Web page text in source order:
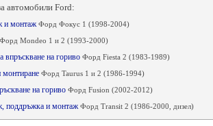
автомобили Ford:
и монтажФорд Фокус 1 (1998-2004)
Форд Mondeo 1 и 2 (1993-2000)
впръскване на гориво Форд Fiesta 2 (1983-1989)
монтиране Форд Taurus 1 и 2 (1986-1994)
на гориво Форд Fusion (2002-2012)
поддръжка и монтажФорд Transit 2 (1986-2000, дизел)